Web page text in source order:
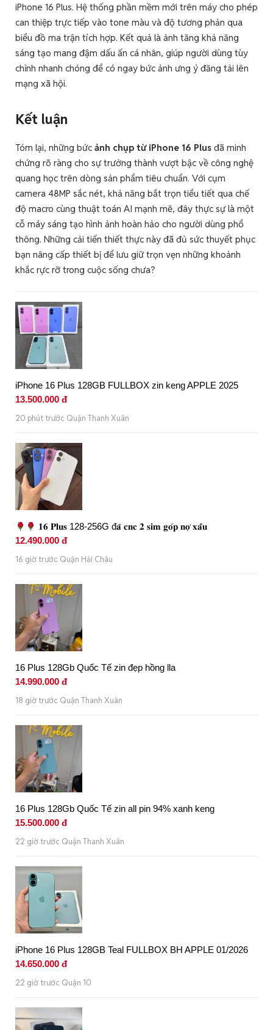
iPhone 16 Plus. Hệ thống phần mềm mới trên máy cho phép
can thiệp trực tiếp vào tone màu và độ tương phản qua
biểu đồ ma trận tích hợp. Kết quả là ảnh tăng khả năng
sáng tạo mang đậm dấu ấn cá nhân, giúp người dùng tùy
chỉnh nhanh chóng để có ngay bức ảnh ưng ý đăng tải lên
mạng xã hội.
Kết luận
Tóm lại, những bức ảnh chụp từ iPhone 16 Plus đã minh
chứng rõ ràng cho sự trưởng thành vượt bậc về công nghệ
quang học trên dòng sản phẩm tiêu chuẩn. Với cụm
camera 48MP sắc nét, khả năng bắt trọn tiểu tiết qua chế
độ macro cùng thuật toán AI mạnh mẽ, đây thực sự là một
cỗ máy sáng tạo hình ảnh hoàn hảo cho người dùng phổ
thông. Những cải tiến thiết thực này đã đủ sức thuyết phục
bạn nâng cấp thiết bị để lưu giữ trọn vẹn những khoảnh
khắc rực rỡ trong cuộc sống chưa?
iPhone 16 Plus 128GB FULLBOX zin keng APPLE 2025
13.500.000 đ
20 phút trước Quận Thanh Xuân
𝟏𝟔 𝐏𝐥𝐮𝐬 128-256G đ𝐚̃ 𝐜𝐧𝐜 𝟐 𝐬𝐢𝐦 𝐠𝐨́𝐩 𝐧𝐨̛̣ 𝐱𝐚̂́𝐮
12.490.000 đ
16 giờ trước Quận Hải Châu
16 Plus 128Gb Quốc Tế zin đẹp hồng lla
14.990.000 đ
18 giờ trước Quận Thanh Xuân
16 Plus 128Gb Quốc Tế zin all pin 94% xanh keng
15.500.000 đ
22 giờ trước Quận Thanh Xuân
iPhone 16 Plus 128GB Teal FULLBOX BH APPLE 01/2026
14.650.000 đ
22 giờ trước Quận 10